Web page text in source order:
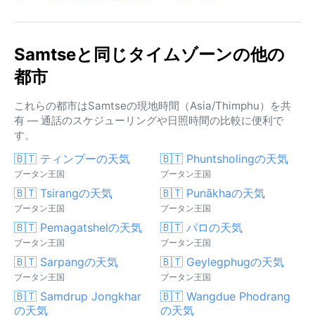
Samtseと同じタイムゾーンの他の
都市
これらの都市はSamtseの現地時間（Asia/Thimphu）を共
有 — 通話のスケジューリングや日照時間の比較に便利で
す。
🇧🇹 ティンプーの天気
ブータン王国
🇧🇹 Phuntsholingの天気
ブータン王国
🇧🇹 Tsirangの天気
ブータン王国
🇧🇹 Punākhaの天気
ブータン王国
🇧🇹 Pemagatshelの天気
ブータン王国
🇧🇹 パロの天気
ブータン王国
🇧🇹 Sarpangの天気
ブータン王国
🇧🇹 Geylegphugの天気
ブータン王国
🇧🇹 Samdrup Jongkhar
の天気
🇧🇹 Wangdue Phodrang
の天気